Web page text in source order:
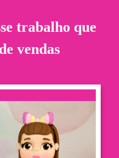
trabalho que
vendas